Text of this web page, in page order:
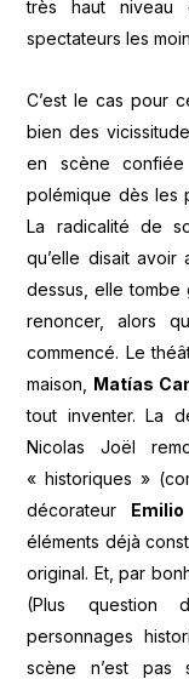
très haut niveau
spectateurs les
C’est le cas pour
bien des
en scène
polémique dès les
La radicalité de
qu’elle disait
dessus, elle tombe
renoncer, alors
commencé. Le
maison, Matías
tout inventer. La
Nicolas Joël
« historiques »
décorateur
éléments déjà
original. Et, par
(Plus question
personnages
scène n’est pas